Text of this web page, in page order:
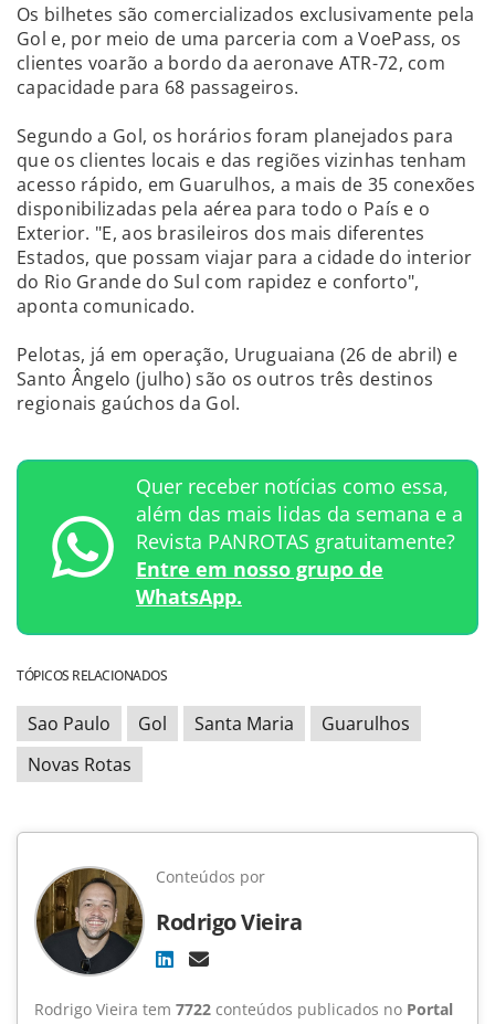
Os bilhetes são comercializados exclusivamente pela
Gol e, por meio de uma parceria com a VoePass, os
clientes voarão a bordo da aeronave ATR-72, com
capacidade para 68 passageiros.
Segundo a Gol, os horários foram planejados para
que os clientes locais e das regiões vizinhas tenham
acesso rápido, em Guarulhos, a mais de 35 conexões
disponibilizadas pela aérea para todo o País e o
Exterior. "E, aos brasileiros dos mais diferentes
Estados, que possam viajar para a cidade do interior
do Rio Grande do Sul com rapidez e conforto",
aponta comunicado.
Pelotas, já em operação, Uruguaiana (26 de abril) e
Santo Ângelo (julho) são os outros três destinos
regionais gaúchos da Gol.
Quer receber notícias como essa,
além das mais lidas da semana e a
Revista PANROTAS gratuitamente?
Entre em nosso grupo de
WhatsApp.
TÓPICOS RELACIONADOS
Sao Paulo Gol Santa Maria
Guarulhos
Novas Rotas
Conteúdos por
Rodrigo Vieira
Rodrigo Vieira tem 7722 conteúdos publicados no Portal